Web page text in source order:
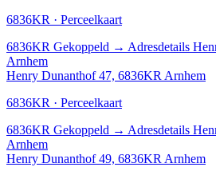
6836KR · Perceelkaart
6836KR Gekoppeld → Adresdetails
Arnhem
Henry Dunanthof 47, 6836KR Arnhem
6836KR · Perceelkaart
6836KR Gekoppeld → Adresdetails
Arnhem
Henry Dunanthof 49, 6836KR Arnhem